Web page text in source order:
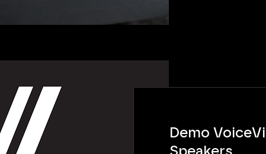
Demo
Speakers